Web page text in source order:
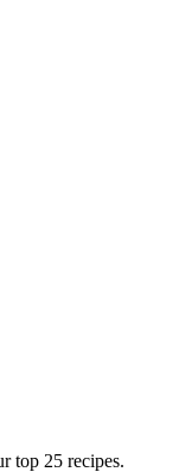
top 25 recipes.